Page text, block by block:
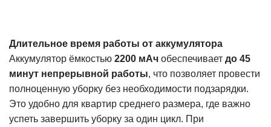
Длительное время работы от аккумулятора
Аккумулятор ёмкостью 2200 мАч обеспечивает до 45
минут непрерывной работы, что позволяет провести
полноценную уборку без необходимости подзарядки.
Это удобно для квартир среднего размера, где важно
успеть завершить уборку за один цикл. При